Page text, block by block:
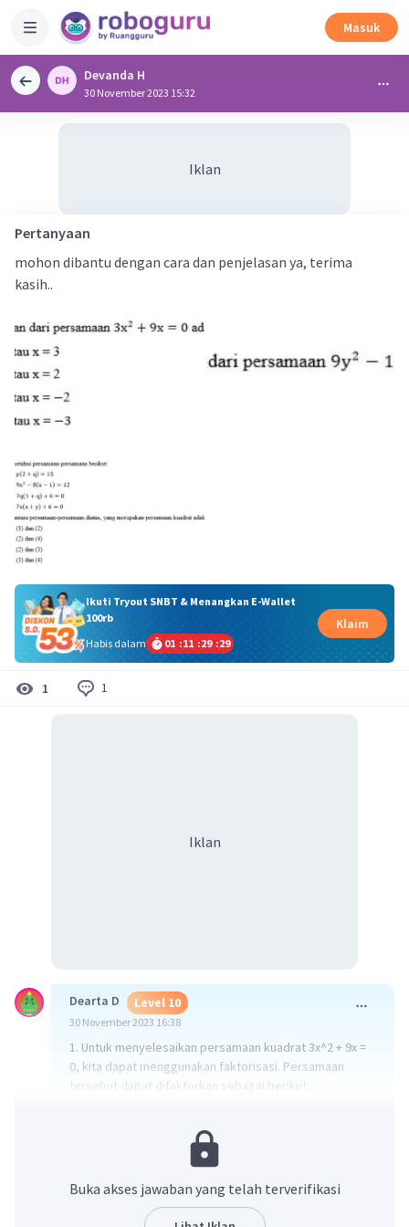
Masuk
Devanda H
30 November 2023 15:32
Iklan
Pertanyaan
mohon dibantu dengan cara dan penjelasan ya, terima
kasih..
Ikuti Tryout SNBT & Menangkan E-Wallet
100rb
Habis dalam
01 :11 :29 :29
Klaim
1 1
Iklan
Dearta D Level 10
30 November 2023 16:38
1. Untuk menyelesaikan persamaan kuadrat 3x^2 + 9x =
0, kita dapat menggunakan faktorisasi. Persamaan
tersebut dapat difaktorkan sebagai berikut:
Kita mendapatkan dua faktor, yaitu 3x dan (x + 3). Kedua
faktor ini harus bernilai nol untuk menghasilkan hasil
perkalian nol. Oleh karena itu, kita dapat menyamakan
Buka akses jawaban yang telah terverifikasi